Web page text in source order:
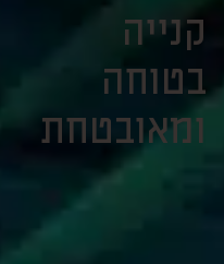
קנייה
בטוחה
ומאובטחת